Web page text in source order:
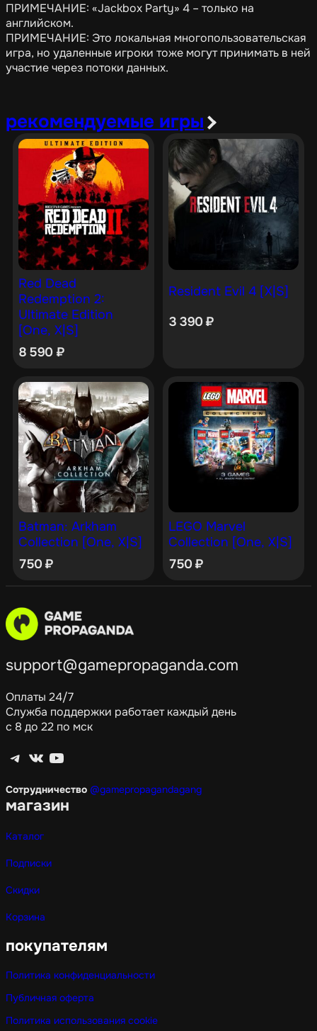
ПРИМЕЧАНИЕ: «Jackbox Party» 4 – только на
английском.
ПРИМЕЧАНИЕ: Это локальная многопользовательская
игра, но удаленные игроки тоже могут принимать в ней
участие через потоки данных.
рекомендуемые игры
Red Dead
Redemption 2:
Ultimate Edition
[One, X|S]
8 590 ₽
Resident Evil 4 [X|S]
3 390₽
Batman: Arkham
Collection [One, X|S]
750₽
LEGO Marvel
Collection [One, X|S]
750₽
support@gamepropaganda.com
Оплаты 24/7
Служба поддержки работает каждый день
с 8 до 22 по мск
Telegram ВКонтакте YouTube
Сотрудничество @gamepropagandagang
магазин
Каталог
Подписки
Скидки
Корзина
покупателям
Политика конфиденциальности
Публичная оферта
Политика использования cookie